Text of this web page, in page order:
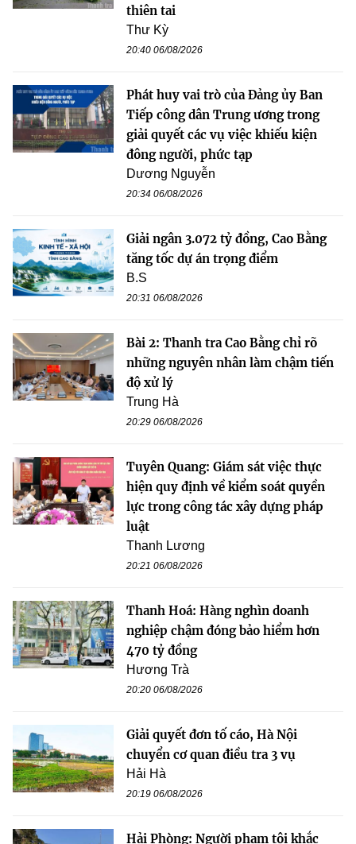
thiên tai
Thư Kỳ
20:40 06/08/2026
Phát huy vai trò của Đảng ủy Ban
Tiếp công dân Trung ương trong
giải quyết các vụ việc khiếu kiện
đông người, phức tạp
Dương Nguyễn
20:34 06/08/2026
Giải ngân 3.072 tỷ đồng, Cao Bằng
tăng tốc dự án trọng điểm
B.S
20:31 06/08/2026
Bài 2: Thanh tra Cao Bằng chỉ rõ
những nguyên nhân làm chậm tiến
độ xử lý
Trung Hà
20:29 06/08/2026
Tuyên Quang: Giám sát việc thực
hiện quy định về kiểm soát quyền
lực trong công tác xây dựng pháp
luật
Thanh Lương
20:21 06/08/2026
Thanh Hoá: Hàng nghìn doanh
nghiệp chậm đóng bảo hiểm hơn
470 tỷ đồng
Hương Trà
20:20 06/08/2026
Giải quyết đơn tố cáo, Hà Nội
chuyển cơ quan điều tra 3 vụ
Hải Hà
20:19 06/08/2026
Hải Phòng: Người phạm tội khắc